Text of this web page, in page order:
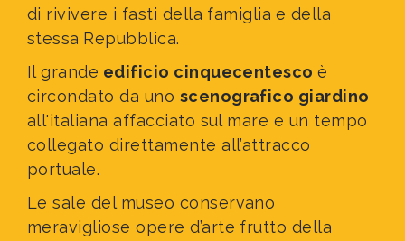
di rivivere i fasti della famiglia e della
stessa Repubblica.
Il grande edificio cinquecentescoè
circondato da uno scenografico giardino
all'italiana affacciato sul mare e un tempo
collegato direttamente all’attracco
portuale.
Le sale del museo conservano
meravigliose opere d’arte frutto della